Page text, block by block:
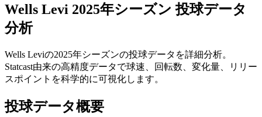
Wells Levi 2025年シーズン 投球データ
分析
Wells Leviの2025年シーズンの投球データを詳細分析。
Statcast由来の高精度データで球速、回転数、変化量、リリー
スポイントを科学的に可視化します。
投球データ概要